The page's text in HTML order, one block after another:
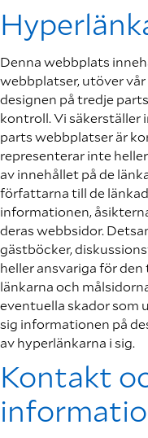
Denna webbplats
webbplatser, utöver
designen på tredje
kontroll. Vi
parts webbplatser är
representerar inte
av innehållet på de
författarna till de
informationen,
deras webbsidor.
gästböcker,
heller ansvariga för
länkarna och
eventuella skador som
sig informationen på
av hyperlänkarna i sig.
Kontakt